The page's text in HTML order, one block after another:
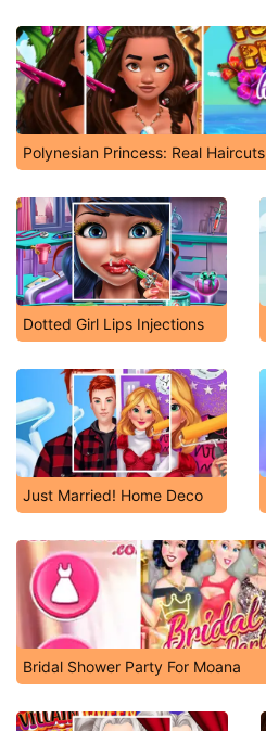
Polynesian Princess: Real Haircuts
Dotted Girl Lips Injections
Just Married! Home Deco
Bridal Shower Party For Moana